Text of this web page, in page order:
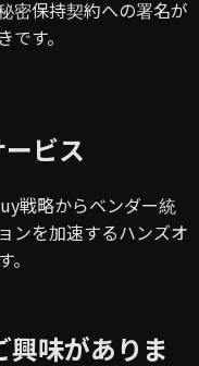
密保持契約への署名が
す。
ビス
戦略からベンダー統
ンを加速するハンズオ
味がありま